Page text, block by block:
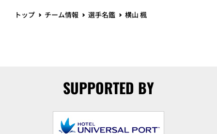
トップ チーム情報 選手名鑑 横山 楓
SUPPORTED BY